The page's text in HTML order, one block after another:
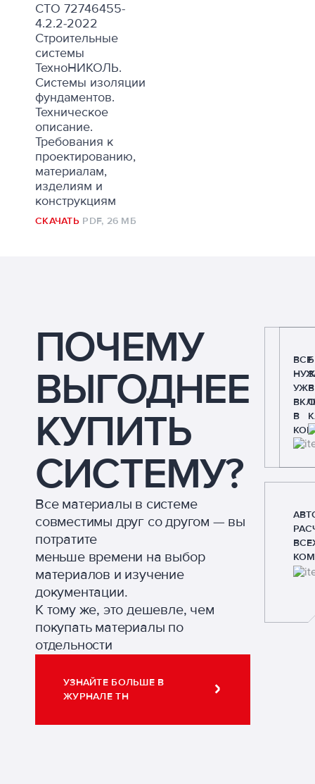
СТО 72746455-
4.2.2-2022
Строительные
системы
ТехноНИКОЛЬ.
Системы изоляции
фундаментов.
Техническое
описание.
Требования к
проектированию,
материалам,
изделиям и
конструкциям
СКАЧАТЬ PDF, 26 МБ
ПОЧЕМУ
ВЫГОДНЕЕ
КУПИТЬ
СИСТЕМУ?
Все материалы в системе
совместимы друг со другом — вы
потратите
меньше времени на выбор
материалов и изучение
документации.
К тому же, это дешевле, чем
покупать материалы по
отдельности
УЗНАЙТЕ БОЛЬШЕ В
ЖУРНАЛЕ ТН
ВСЕ
УЖЕ
В
В